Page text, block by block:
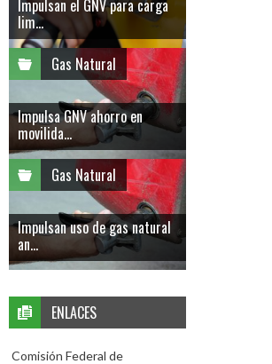
Impulsan el GNV para carga
lim...
Gas Natural
Impulsa GNV ahorro en
movilida...
Gas Natural
Impulsan uso de gas natural
an...
ENLACES
Comisión Federal de